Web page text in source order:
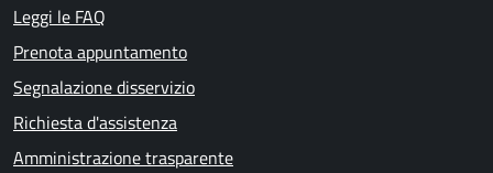
Leggi le FAQ
Prenota appuntamento
Segnalazione disservizio
Richiesta d'assistenza
Amministrazione trasparente